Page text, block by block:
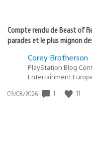
Compte rendu de Beast of
parades et le plus mignon
Corey Brotherson
PlayStation Blog
Entertainment
Date
03/08/2026 1 11